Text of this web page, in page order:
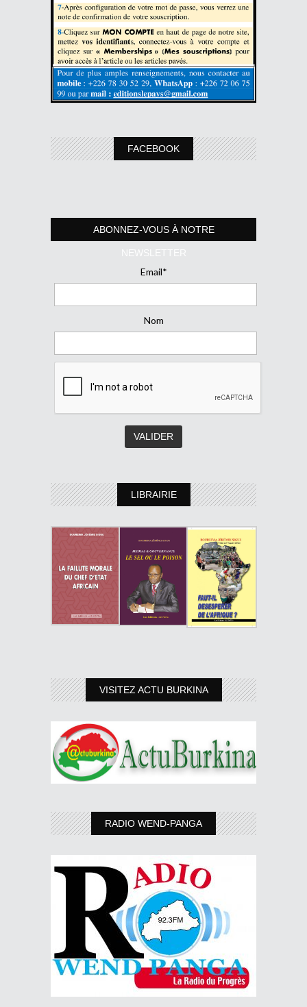
FACEBOOK
ABONNEZ-VOUS À NOTRE
NEWSLETTER
Email*
Nom
LIBRAIRIE
VISITEZ ACTU BURKINA
RADIO WEND-PANGA